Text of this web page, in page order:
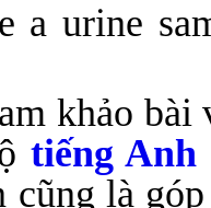
a urine
khảo
tiếng Anh
cũng là